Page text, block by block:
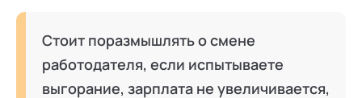
Стоит поразмышлять о смене
работодателя, если испытываете
выгорание, зарплата не увеличивается,